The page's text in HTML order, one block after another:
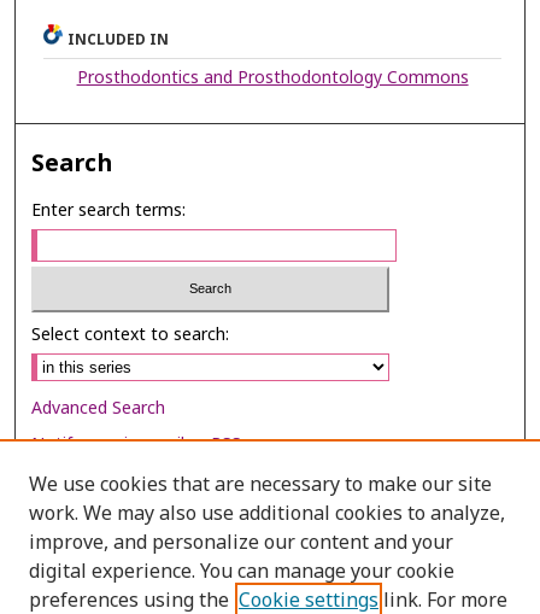
INCLUDED IN
Prosthodontics and Prosthodontology Commons
Search
Enter search terms:
Select context to search:
Advanced Search
Notify me via email orRSS
Browse
Collections
Disciplines
We use cookies that are necessary to make our site
work. We may also use additional cookies to analyze,
improve, and personalize our content and your
digital experience. You can manage your cookie
preferences using the Cookie settings link. For more